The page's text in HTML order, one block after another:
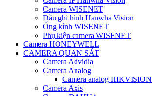
Camera WISENET
Đầu ghi hình Hanwha Vision
Ống kính WISENET
Phụ kiện camera WISENET
Camera HONEYWELL
CAMERA QUAN SÁT
Camera Advidia
Camera Analog
Camera analog HIKVISION
Camera Axis